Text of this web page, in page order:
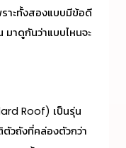
าะทั้งสองแบบมีข้อดี
าดูกันว่าแบบไหนจะ
Roof) เป็นรุ่น
วถังที่คล่องตัวกว่า